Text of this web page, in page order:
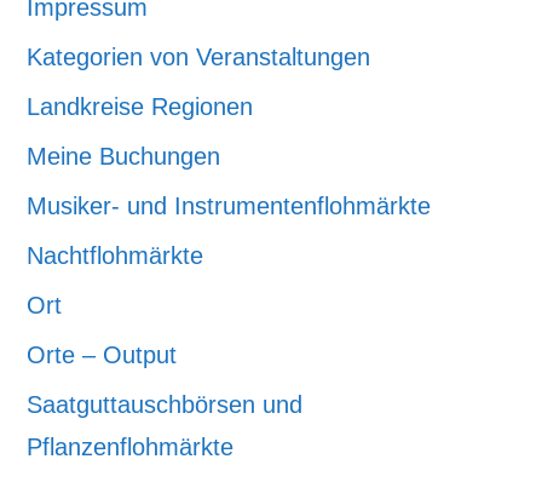
Impressum
Kategorien von Veranstaltungen
Landkreise Regionen
Meine Buchungen
Musiker- und Instrumentenflohmärkte
Nachtflohmärkte
Ort
Orte – Output
Saatguttauschbörsen und
Pflanzenflohmärkte